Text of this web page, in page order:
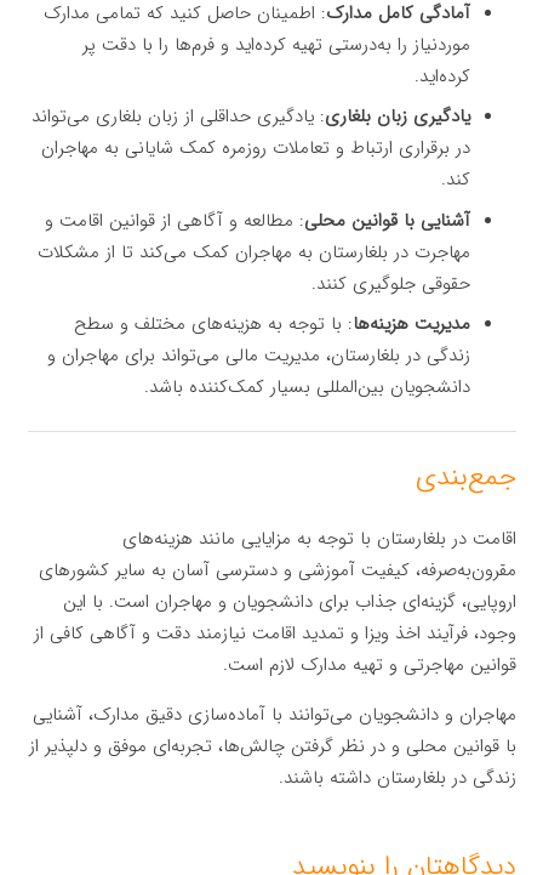
آمادگی کامل مدارک: اطمینان حاصل کنید که تمامی مدارک
موردنیاز را به‌درستی تهیه کرده‌اید و فرم‌ها را با دقت پر
کرده‌اید.
یادگیری زبان بلغاری: یادگیری حداقلی از زبان بلغاری می‌تواند
در برقراری ارتباط و تعاملات روزمره کمک شایانی به مهاجران
کند.
آشنایی با قوانین محلی: مطالعه و آگاهی از قوانین اقامت و
مهاجرت در بلغارستان به مهاجران کمک می‌کند تا از مشکلات
حقوقی جلوگیری کنند.
مدیریت هزینه‌ها: با توجه به هزینه‌های مختلف و سطح
زندگی در بلغارستان، مدیریت مالی می‌تواند برای مهاجران و
دانشجویان بین‌المللی بسیار کمک‌کننده باشد.
جمع‌بندی
اقامت در بلغارستان با توجه به مزایایی مانند هزینه‌های
مقرون‌به‌صرفه، کیفیت آموزشی و دسترسی آسان به سایر کشورهای
اروپایی، گزینه‌ای جذاب برای دانشجویان و مهاجران است. با این
وجود، فرآیند اخذ ویزا و تمدید اقامت نیازمند دقت و آگاهی کافی از
قوانین مهاجرتی و تهیه مدارک لازم است.
مهاجران و دانشجویان می‌توانند با آماده‌سازی دقیق مدارک، آشنایی
با قوانین محلی و در نظر گرفتن چالش‌ها، تجربه‌ای موفق و دلپذیر از
زندگی در بلغارستان داشته باشند.
دیدگاهتان را بنویسید